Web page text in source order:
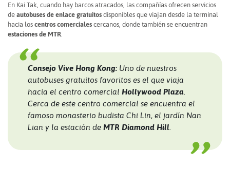
En Kai Tak, cuando hay barcos atracados, las compañías ofrecen servicios
de autobuses de enlace gratuitos disponibles que viajan desde la terminal
hacia los centros comerciales cercanos, donde también se encuentran
estaciones de MTR
Consejo Vive Hong Kong: Uno de nuestros
autobuses gratuitos favoritos es el que viaja
hacia el centro comercial Hollywood Plaza
Cerca de este centro comercial se encuentra el
famoso monasterio budista Chi Lin, el jardín Nan
Lian y la estación de MTR Diamond Hill